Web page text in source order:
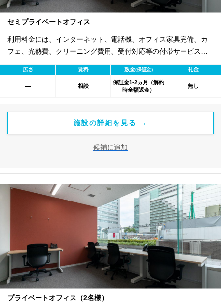
セミプライベートオフィス
利用料金には、インターネット、電話機、オフィス家具完備、カ
フェ、光熱費、クリーニング費用、受付対応等の付帯サービスす
べて含まれ、追加料金不要です。 また適宜キャンペーン、契約期
間による割引特典あります。
広さ 賃料 敷金(保証金) 礼金
― 相談
保証金1-2ヵ月（解約
時全額返金）
無し
施設の詳細を見る →
候補に追加
プライベートオフィス（2名様）